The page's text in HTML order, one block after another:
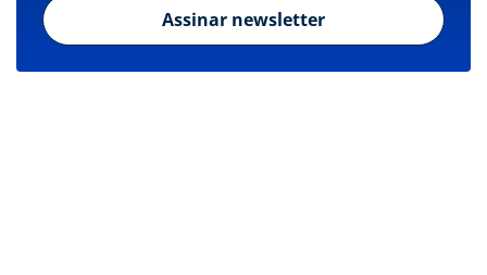
Assinar newsletter